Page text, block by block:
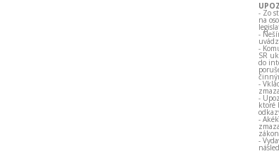
- Zo
na
-
-
SR
do
-
-
ktoré
-
-